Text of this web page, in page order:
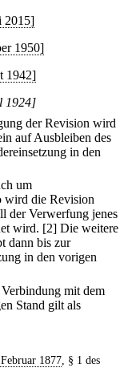
2015]
1950]
1942]
1924]
der Revision wird
auf Ausbleiben des
in den
um
wird die Revision
der Verwerfung jenes
wird. [2] Die weitere
dann bis zur
in den vorigen
mit dem
Stand gilt als
1877, § 1 des